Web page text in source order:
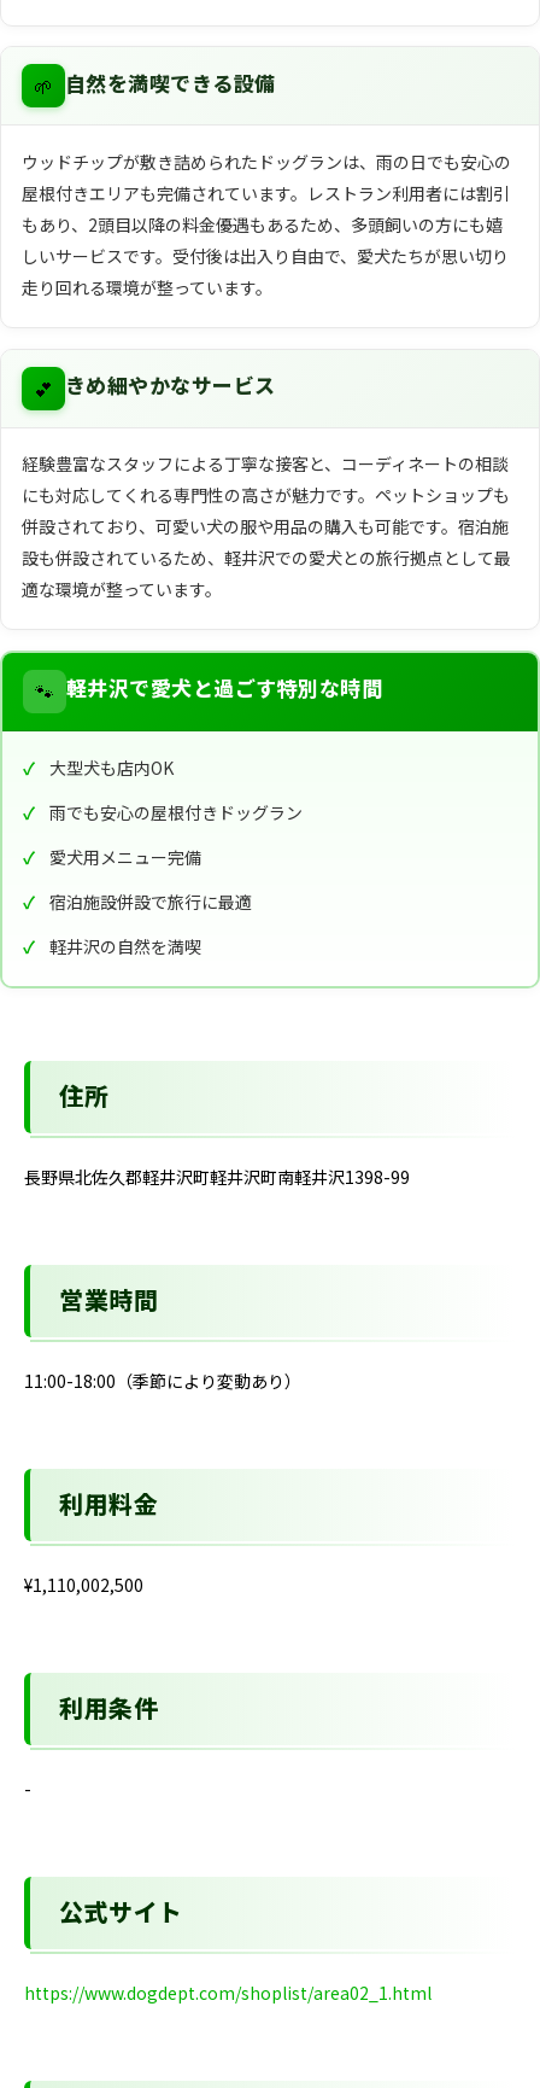
🌱 自然を満喫できる設備
ウッドチップが敷き詰められたドッグランは、雨の日でも安心の
屋根付きエリアも完備されています。レストラン利用者には割引
もあり、2頭目以降の料金優遇もあるため、多頭飼いの方にも嬉
しいサービスです。受付後は出入り自由で、愛犬たちが思い切り
走り回れる環境が整っています。
💕 きめ細やかなサービス
経験豊富なスタッフによる丁寧な接客と、コーディネートの相談
にも対応してくれる専門性の高さが魅力です。ペットショップも
併設されており、可愛い犬の服や用品の購入も可能です。宿泊施
設も併設されているため、軽井沢での愛犬との旅行拠点として最
適な環境が整っています。
🐾 軽井沢で愛犬と過ごす特別な時間
大型犬も店内OK
雨でも安心の屋根付きドッグラン
愛犬用メニュー完備
宿泊施設併設で旅行に最適
軽井沢の自然を満喫
住所
長野県北佐久郡軽井沢町軽井沢町南軽井沢1398-99
営業時間
11:00-18:00（季節により変動あり）
利用料金
¥1,110,002,500
利用条件
-
公式サイト
https://www.dogdept.com/shoplist/area02_1.html